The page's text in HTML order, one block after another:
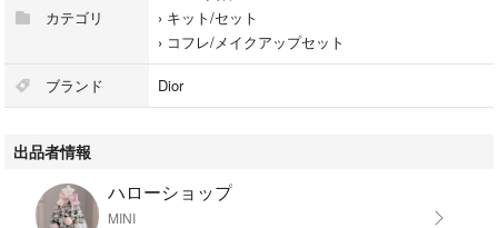
#ディオール
#Dior
#ChristianDior
#ルージュディオール
カテゴリ
› キット/セット
› コフレ/メイクアップセット
ブランド Dior
出品者情報
ハローショップ
MINI